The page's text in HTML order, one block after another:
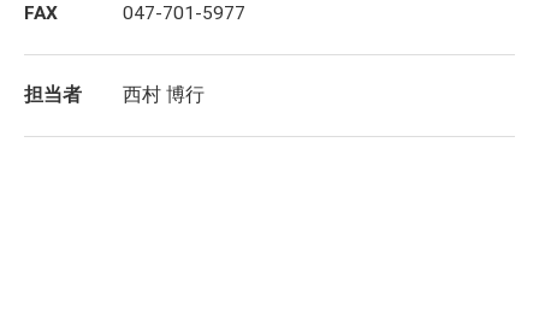
FAX 047-701-5977
担当者 西村 博行